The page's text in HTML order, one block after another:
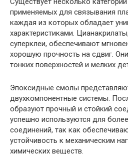
применяемых для связывания
каждая из которых обладает
характеристиками.
суперклеи, обеспечивают
хорошую прочность на сдвиг.
тонких поверхностей и мелких
Эпоксидные смолы
двухкомпонентные системы.
образуют прочный и стойкий
успешно используются для
соединений, так как
устойчивость к механическим
химических веществ.